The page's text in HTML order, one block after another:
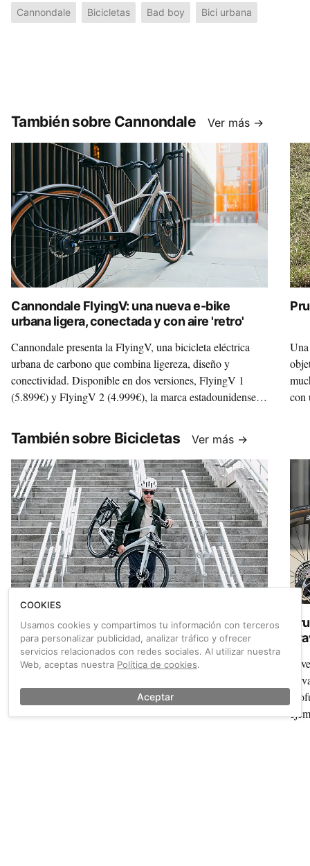
Cannondale Bicicletas Bad boy Bici urbana
También sobre Cannondale Ver más →
Cannondale FlyingV: una nueva e-bike
urbana ligera, conectada y con aire 'retro'
Cannondale presenta la FlyingV, una bicicleta eléctrica
urbana de carbono que combina ligereza, diseño y
conectividad. Disponible en dos versiones, FlyingV 1
(5.899€) y FlyingV 2 (4.999€), la marca estadounidense
urbana.
con
También sobre Bicicletas Ver más →
Orbea Vector: una convencional poco
convencional
De aluminio, ligera y con distintas opciones de
no tiene asistencia eléctrica, y te contamos todo sobre ella.
COOKIES
Usamos cookies y compartimos tu información con terceros
para personalizar publicidad, analizar tráfico y ofrecer
servicios relacionados con redes sociales. Al utilizar nuestra
Web, aceptas nuestra Política de cookies.
Aceptar